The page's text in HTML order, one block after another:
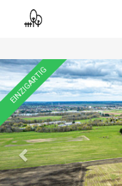
EINZIGARTIG
Previous